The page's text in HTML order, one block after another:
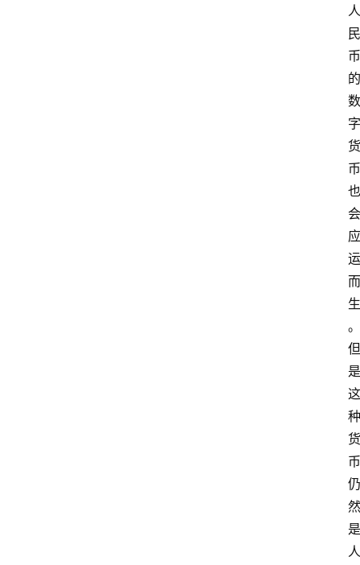
人
民
币
的
数
字
货
币
也
会
应
运
而
生
。
但
是
这
种
货
币
仍
然
是
人